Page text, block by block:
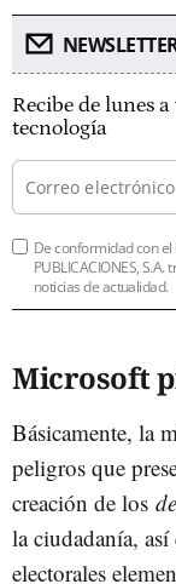
Recibe de lunes
tecnología
De conformidad con el
PUBLICACIONES,
noticias de actualidad.
Microsoft
Básicamente, la
peligros que
creación de los
la ciudadanía,
electorales